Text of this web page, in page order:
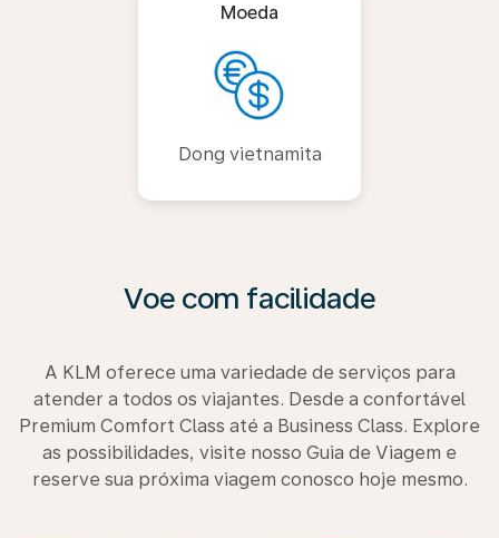
Moeda
Dong vietnamita
Voe com facilidade
A KLM oferece uma variedade de serviços para
atender a todos os viajantes. Desde a confortável
Premium Comfort Class até a Business Class. Explore
as possibilidades, visite nosso Guia de Viagem e
reserve sua próxima viagem conosco hoje mesmo.